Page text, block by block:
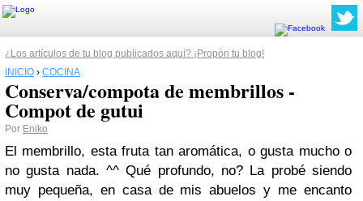
¿Los artículos de tu blog publicados aquí? ¡Propón tu blog!
INICIO › COCINA
Conserva/compota de membrillos -
Compot de gutui
Por Eniko
El membrillo, esta fruta tan aromática, o gusta mucho o
no gusta nada. ^^ Qué profundo, no? La probé siendo
muy pequeña, en casa de mis abuelos y me encanto